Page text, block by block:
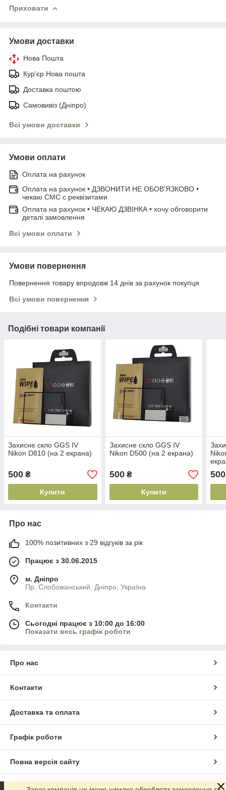
Приховати
Умови доставки
Нова Пошта
Кур'єр Нова пошта
Доставка поштою
Самовивіз (Дніпро)
Всі умови доставки
Умови оплати
Оплата на рахунок
Оплата на рахунок • ДЗВОНИТИ НЕ ОБОВ'ЯЗКОВО •
чекаю СМС с реквізитами
Оплата на рахунок • ЧЕКАЮ ДЗВІНКА • хочу обговорити
деталі замовлення
Всі умови оплати
Умови повернення
Повернення товару впродовж 14 днів за рахунок покупця
Всі умови повернення
Подібні товари компанії
Захисне скло GGS IV
Nikon D810 (на 2 екрана)
500 ₴
Купити
Захисне скло GGS IV
Nikon D500 (на 2 екрана)
500₴
Купити
500
Про нас
100% позитивних з 29 відгуків за рік
Працює з 30.06.2015
м. Дніпро
Пр. Слобожанський, Дніпро, Україна
Контакти
Сьогодні працює з 10:00 до 16:00
Показати весь графік роботи
Про нас
Контакти
Доставка та оплата
Графік роботи
Повна версія сайту
Сайт створено на маркетплейсіProm.ua